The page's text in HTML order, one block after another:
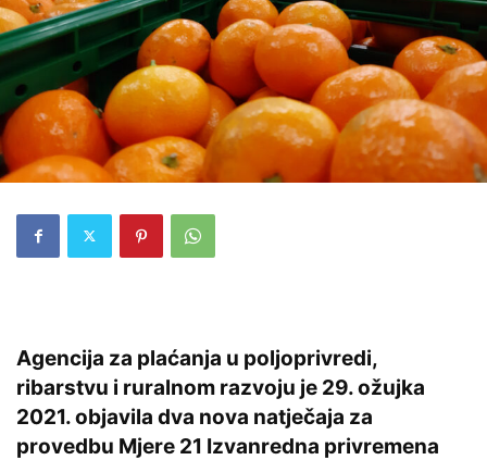
Agencija za plaćanja u poljoprivredi,
ribarstvu i ruralnom razvoju je 29. ožujka
2021. objavila dva nova natječaja za
provedbu Mjere 21 Izvanredna privremena